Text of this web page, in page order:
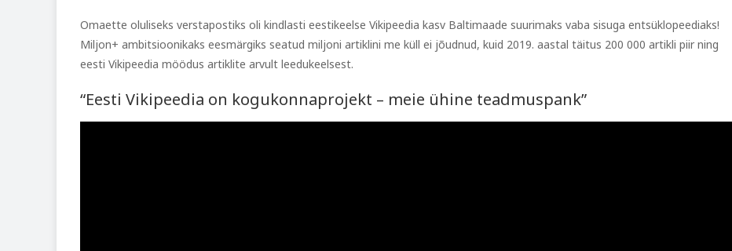
Omaette oluliseks verstapostiks oli kindlasti eestikeelse Vikipeedia kasv Baltimaade suurimaks vaba sisuga entsüklopeediaks!
Miljon+ ambitsioonikaks eesmärgiks seatud miljoni artiklini me küll ei jõudnud, kuid 2019. aastal täitus 200 000 artikli piir ning
eesti Vikipeedia möödus artiklite arvult leedukeelsest.
“Eesti Vikipeedia on kogukonnaprojekt – meie ühine teadmuspank”